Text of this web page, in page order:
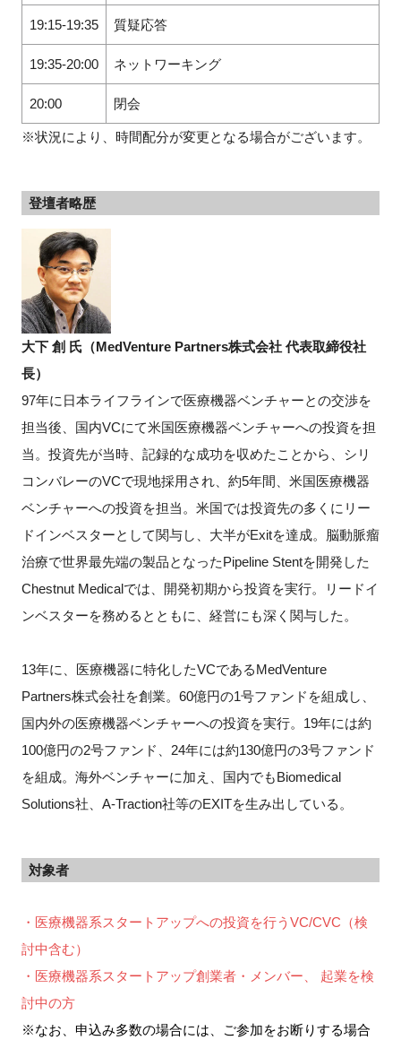
19:15-19:35 質疑応答
19:35-20:00 ネットワーキング
20:00 閉会
※状況により、時間配分が変更となる場合がございます。
登壇者略歴
大下 創 氏（MedVenture Partners株式会社 代表取締役社
長）
97年に日本ライフラインで医療機器ベンチャーとの交渉を
担当後、国内VCにて米国医療機器ベンチャーへの投資を担
当。投資先が当時、記録的な成功を収めたことから、シリ
コンバレーのVCで現地採用され、約5年間、米国医療機器
ベンチャーへの投資を担当。米国では投資先の多くにリー
ドインベスターとして関与し、大半がExitを達成。脳動脈瘤
治療で世界最先端の製品となったPipeline Stentを開発した
Chestnut Medicalでは、開発初期から投資を実行。リードイ
ンベスターを務めるとともに、経営にも深く関与した。
13年に、医療機器に特化したVCであるMedVenture
Partners株式会社を創業。60億円の1号ファンドを組成し、
国内外の医療機器ベンチャーへの投資を実行。19年には約
100億円の2号ファンド、24年には約130億円の3号ファンド
を組成。海外ベンチャーに加え、国内でもBiomedical
Solutions社、A-Traction社等のEXITを生み出している。
対象者
・医療機器系スタートアップへの投資を行うVC/CVC（検
討中含む）
・医療機器系スタートアップ創業者・メンバー、 起業を検
討中の方
※なお、申込み多数の場合には、ご参加をお断りする場合